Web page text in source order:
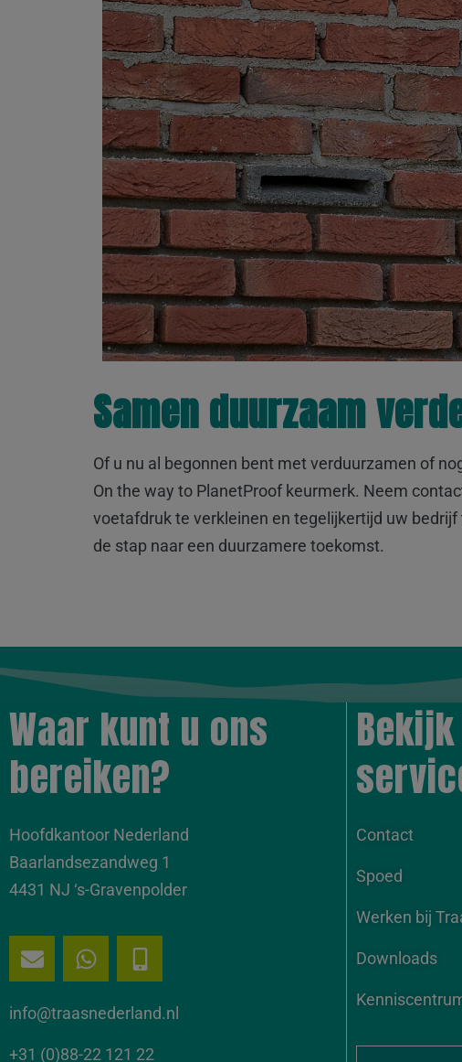
Samen duurzaam
Of u nu al begonnen bent met verduurzamen of
On the way to PlanetProof keurmerk. Neem
voetafdruk te verkleinen en tegelijkertijd uw
de stap naar een duurzamere toekomst.
Waar kunt u ons
bereiken?
Hoofdkantoor Nederland
Baarlandsezandweg 1
4431 NJ ‘s-Gravenpolder
info@traasnederland.nl
+31 (0)88-22 121 22
Contact
Spoed
Werken bij
Downloads